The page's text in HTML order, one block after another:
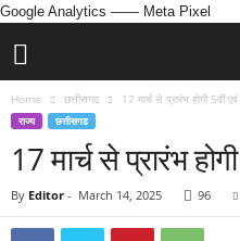
Google Analytics —— Meta Pixel
Home छत्तीसगढ 17 मार्च से प्रारंभ होगी 5वीं एवं
राज्य छत्तीसगढ
17 मार्च से प्रारंभ
By Editor - March 14, 2025 96